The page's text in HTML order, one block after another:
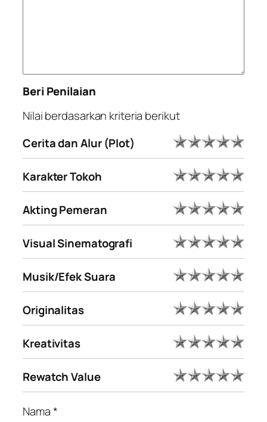
Beri Penilaian
Nilai berdasarkan kriteria berikut
Cerita dan Alur (Plot)
Karakter Tokoh
Akting Pemeran
Visual Sinematografi
Musik/Efek Suara
Originalitas
Kreativitas
Rewatch Value
Nama*